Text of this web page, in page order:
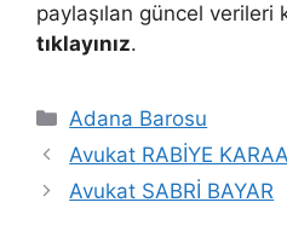
paylaşılan güncel verileri
tıklayınız.
Kategoriler
Adana Barosu
Avukat RABİYE
Avukat SABRİ BAYAR